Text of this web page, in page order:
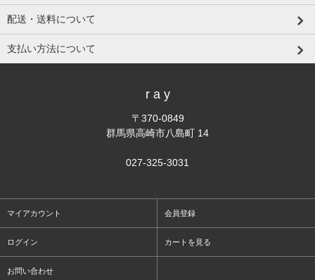
配送・送料について
支払い方法について
r a y
〒370-0849
群馬県高崎市八島町 14
027-325-3031
マイアカウント 会員登録
ログイン カートを見る
お問い合わせ